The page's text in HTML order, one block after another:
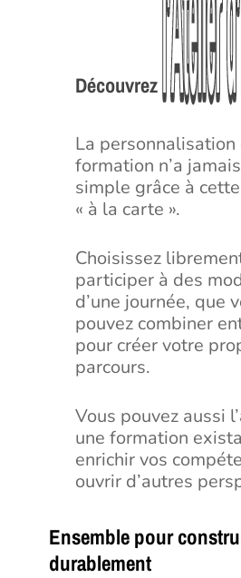
Découvrez l’Atelier
l’Atelier
La personnalisation
formation n’a
simple grâce à
« à la carte ».
Choisissez
participer à des
d’une journée, que
pouvez combiner
pour créer votre
parcours.
Vous pouvez aussi
une formation
enrichir vos
ouvrir d’autres
Ensemble pour
durablement